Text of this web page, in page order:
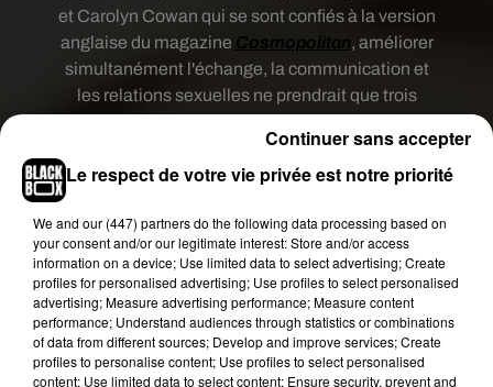
et Carolyn Cowan qui se sont confiés à la version
anglaise du magazine Cosmopolitan, améliorer
simultanément l'échange, la communication et
les relations sexuelles ne prendrait que trois
Trois minutes pour booster le
plaisir
Ainsi, pour atteindre le septième ciel, il suffirait de
bien questionner son/sa partenaire.1/Comment
aimerais-tu que je te touche ?et2/ Comment
aimerais-tu me toucher ?. Le but du jeu est donc
que l'autre face en sorte de répondre à nos désirs
pendant une durée approximative de trois
Le respect de votre vie privée est notre priorité
We and our (447) partnersdo the following data processing based on
your consent and/or our legitimate interest: Store and/or access
information on a device; Use limited data to select advertising; Create
profiles for personalised advertising; Use profiles to select personalised
advertising; Measure advertising performance; Measure content
performance; Understand audiences through statistics or combinations
of data from different sources; Develop and improve services; Create
profiles to personalise content; Use profiles to select personalised
content; Use limited data to select content; Ensure security, prevent and
Continuer sans accepter